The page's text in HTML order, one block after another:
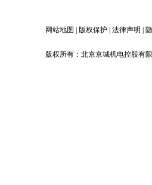
网站地图 版权保护| 法律声明
版权所有：北京京城机电控股有